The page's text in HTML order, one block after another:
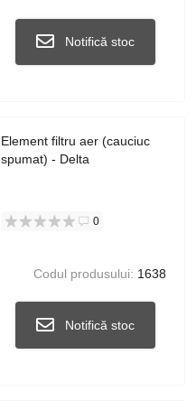
Notifică stoc
Element filtru aer (cauciuc
spumat) - Delta
0
Codul produsului: 1638
Notifică stoc